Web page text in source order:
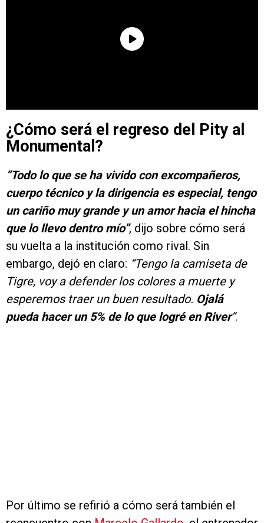
¿Cómo será el regreso del Pity al
Monumental?
“Todo lo que se ha vivido con excompañeros,
cuerpo técnico y la dirigencia es especial, tengo
un cariño muy grande y un amor hacia el hincha
que lo llevo dentro mío”, dijo sobre cómo será
su vuelta a la institución como rival. Sin
embargo, dejó en claro: “Tengo la camiseta de
Tigre, voy a defender los colores a muerte y
esperemos traer un buen resultado. Ojalá
pueda hacer un 5% de lo que logré en River“.
Por último se refirió a cómo será también el